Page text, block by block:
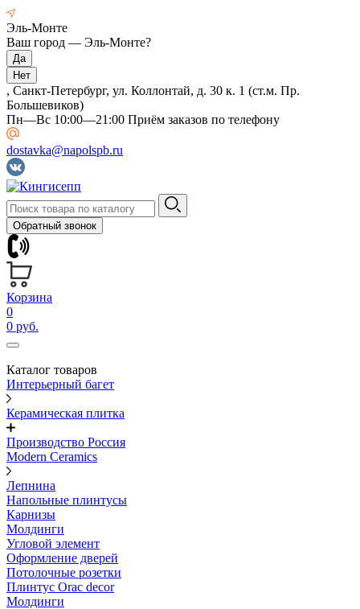
Эль-Монте
Ваш город — Эль-Монте?
, Санкт-Петербург, ул. Коллонтай, д. 30 к. 1 (ст.м. Пр.
Большевиков)
Пн—Вс 10:00—21:00 Приём заказов по телефону
dostavka@napolspb.ru
Обратный звонок
Корзина
0
0 руб.
Каталог товаров
Интерьерный багет
Керамическая плитка
Производство Россия
Modern Ceramics
Лепнина
Напольные плинтусы
Карнизы
Молдинги
Угловой элемент
Оформление дверей
Потолочные розетки
Плинтус Orac decor
Молдинги